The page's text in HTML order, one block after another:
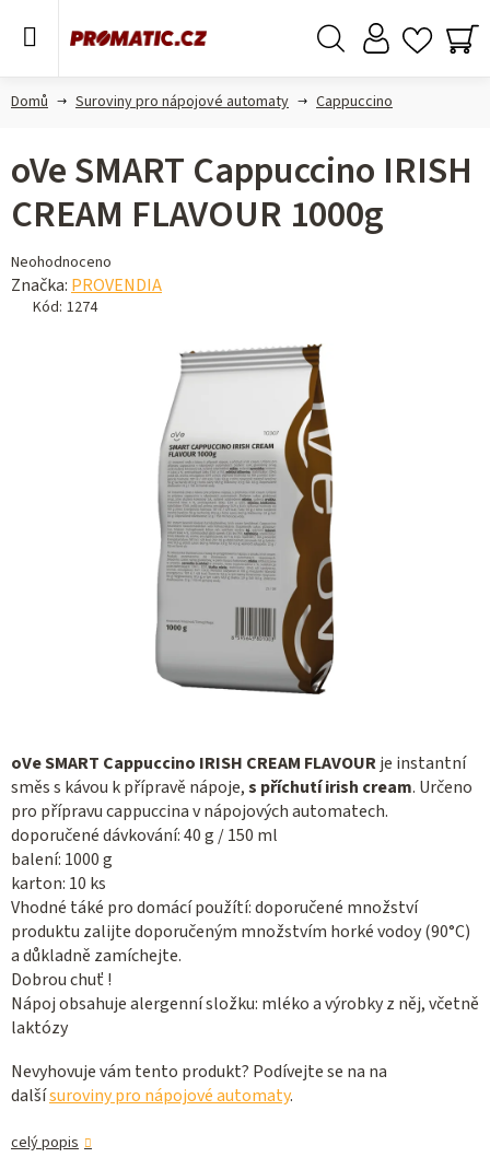
Domů Suroviny pro nápojové automaty Cappuccino
oVe SMART Cappuccino IRISH CREAM FLAVOURje instantní
směs s kávou k přípravě nápoje,s příchutí irish cream. Určeno
pro přípravu cappuccina v nápojových automatech.
doporučené dávkování: 40 g / 150 ml
balení: 1000 g
karton: 10 ks
Vhodné táké pro domácí použítí: doporučené množství
produktu zalijte doporučeným množstvím horké vodoy (90°C)
a důkladně zamíchejte.
Dobrou chuť !
Nápoj obsahuje alergenní složku: mléko a výrobky z něj, včetně
laktózy
Nevyhovuje vám tento produkt? Podívejte se na na
dalšísuroviny pro nápojové automaty.
celý popis
oVe SMART Cappuccino IRISH
CREAM FLAVOUR 1000g
Průměrné
hodnocení
produktu
Neohodnoceno
Značka: PROVENDIA
Kód: 1274